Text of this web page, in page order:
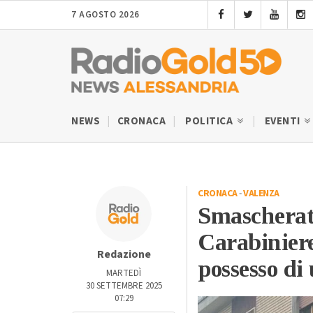
7 AGOSTO 2026
NEWS CRONACA POLITICA EVENTI
Redazione
MARTEDÌ
30 SETTEMBRE 2025
07:29
CRONACA-VALENZA
possesso